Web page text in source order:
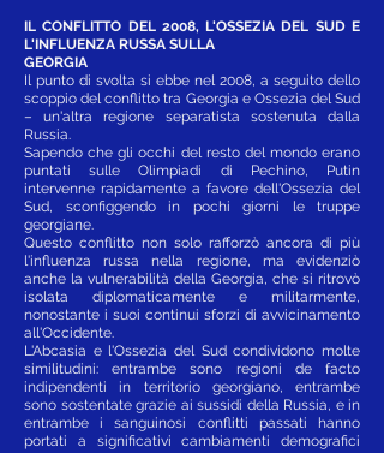
IL CONFLITTO DEL 2008, L'OSSEZIA DEL SUD E
L'INFLUENZA RUSSA SULLA
GEORGIA
Il punto di svolta si ebbe nel 2008, a seguito dello
scoppio del conflitto tra Georgia e Ossezia del Sud
– un'altra regione separatista sostenuta dalla
Russia.
Sapendo che gli occhi del resto del mondo erano
puntati sulle Olimpiadi di Pechino, Putin
intervenne rapidamente a favore dell'Ossezia del
Sud, sconfiggendo in pochi giorni le truppe
georgiane.
Questo conflitto non solo rafforzò ancora di più
l'influenza russa nella regione, ma evidenziò
anche la vulnerabilità della Georgia, che si ritrovò
isolata diplomaticamente e militarmente,
nonostante i suoi continui sforzi di avvicinamento
all'Occidente.
L'Abcasia e l'Ossezia del Sud condividono molte
similitudini: entrambe sono regioni de facto
indipendenti in territorio georgiano, entrambe
sono sostentate grazie ai sussidi della Russia, e in
entrambe i sanguinosi conflitti passati hanno
portati a significativi cambiamenti demografici